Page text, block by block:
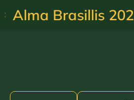
Alma Brasillis 2025